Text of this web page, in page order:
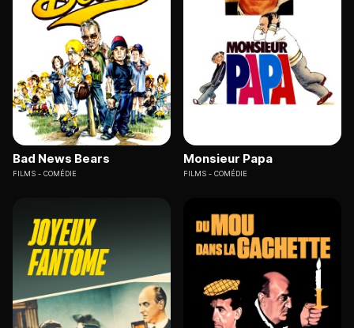
Bad News Bears
FILMS COMÉDIE
Monsieur Papa
FILMS COMÉDIE